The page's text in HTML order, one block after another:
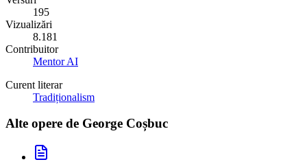
195
Vizualizări
8.181
Contribuitor
Mentor AI
Curent literar
Tradiționalism
Alte opere de George Coșbuc